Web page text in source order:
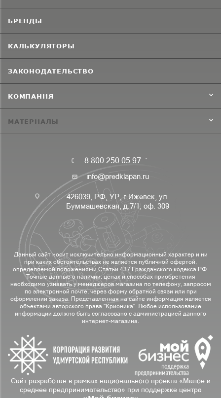
БРЕНДЫ
КАЛЬКУЛЯТОРЫ
ЗАКОНОДАТЕЛЬСТВО
КОМПАНИЯ
МАТЕРИАЛЫ
8 800 250 05 97
info@predklapan.ru
426039, РФ, УР, г.Ижевск, ул.
Буммашевская, д.7/1, оф. 309
Данный сайт носит исключительно информационный характер и ни
при каких обстоятельствах не является публичной офертой,
определяемой положениями Статьи 437 Гражданского кодекса РФ.
Точные данные о наличии, ценах и способах приобретения
необходимо узнавать у менеджеров магазина по телефону, запросом
по электронной почте, через форму обратной связи или при
оформлении заказа. Представленная на сайте информация является
объектами авторского права "Крионика". Любое использование
информации должно быть согласовано с администрацией данного
интернет-магазина.
Сайт разработан в рамках национального проекта «Малое и
среднее предпринимательство» при поддержке центра